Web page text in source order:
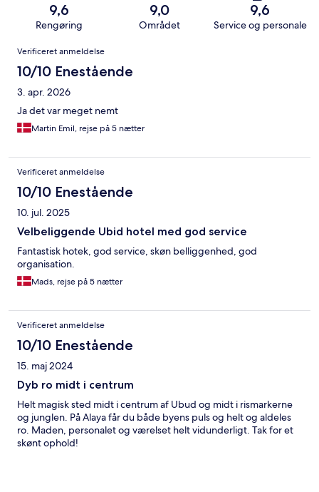
9,6
Rengøring
9,0
Området
9,6
Service og personale
Anmeldelser
Verificeret anmeldelse
10/10 Enestående
3. apr. 2026
Ja det var meget nemt
Martin Emil, rejse på 5 nætter
Verificeret anmeldelse
10/10 Enestående
10. jul. 2025
Velbeliggende Ubid hotel med god service
Fantastisk hotek, god service, skøn belliggenhed, god
organisation.
Mads, rejse på 5 nætter
Verificeret anmeldelse
10/10 Enestående
15. maj 2024
Dyb ro midt i centrum
Helt magisk sted midt i centrum af Ubud og midt i rismarkerne
og junglen. På Alaya får du både byens puls og helt og aldeles
ro. Maden, personalet og værelset helt vidunderligt. Tak for et
skønt ophold!